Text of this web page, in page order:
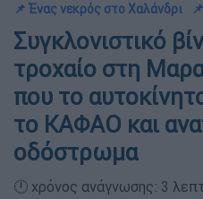
📌 Ένας νεκρός στο Χαλάνδρι
Συγκλονιστικό
τροχαίο στη
που το
το ΚΑΦΑΟ και
οδόστρωμα
🕛 χρόνος ανάγνωσης: 3